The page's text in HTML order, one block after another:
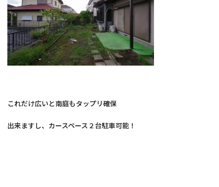
これだけ広いと南庭もタップリ確保
出来ますし、カースペース２台駐車可能！